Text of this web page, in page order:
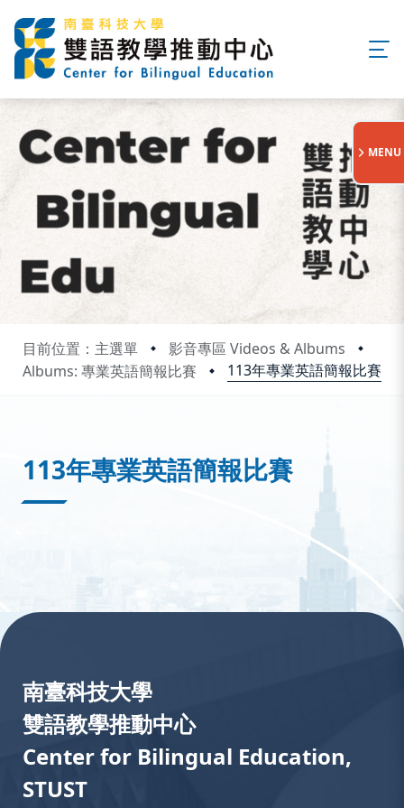
目前位置：主選單
影音專區 Videos & Albums
Albums: 專業英語簡報比賽
113年專業英語簡報比賽
:::
MENU
113年專業英語簡報比賽
南臺科技大學
雙語教學推動中心
Center for Bilingual Education,
STUST